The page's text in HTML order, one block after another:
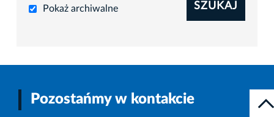
Pokaż archiwalne SZUKAJ
Pozostańmy w kontakcie